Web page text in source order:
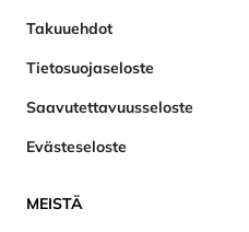
Takuuehdot
Tietosuojaseloste
Saavutettavuusseloste
Evästeseloste
MEISTÄ